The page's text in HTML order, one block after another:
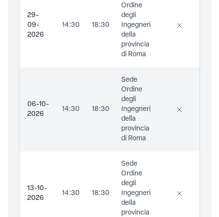
29-
09-
2026
14:30 18:30
Ordine
degli
Ingegneri
della
provincia
di Roma
06-10-
2026
14:30 18:30
Sede
Ordine
degli
Ingegneri
della
provincia
di Roma
13-10-
2026
14:30 18:30
Sede
Ordine
degli
Ingegneri
della
provincia